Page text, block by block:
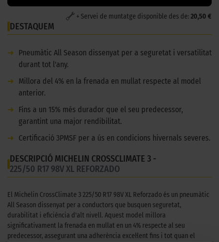
+ Servei de muntatge disponible des de: 20,50 €
DESTAQUEM
➜
Pneumàtic All Season dissenyat per a seguretat i versatilitat
durant tot l'any.
➜
Millora del 4% en la frenada en mullat respecte al model
anterior.
➜
Fins a un 15% més durador que el seu predecessor,
garantint una major rendibilitat.
➜
Certificació 3PMSF per a ús en condicions hivernals severes.
DESCRIPCIÓ MICHELIN CROSSCLIMATE 3 -
225/50 R17 98V XL REFORZADO
El Michelin CrossClimate 3 225/50 R17 98V XL Reforzado és un pneumàtic
All Season dissenyat per a conductors que busquen seguretat,
durabilitat i eficiència d'alt nivell. Aquest model millora
significativament la frenada en mullat en un 4% respecte al seu
predecessor, assegurant una adherència excel·lent fins i tot quan el